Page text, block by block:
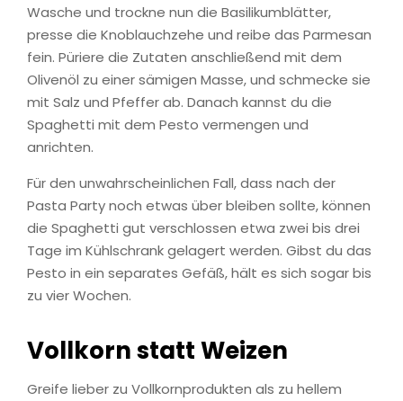
Wasche und trockne nun die Basilikumblätter,
presse die Knoblauchzehe und reibe das Parmesan
fein. Püriere die Zutaten anschließend mit dem
Olivenöl zu einer sämigen Masse, und schmecke sie
mit Salz und Pfeffer ab. Danach kannst du die
Spaghetti mit dem Pesto vermengen und
anrichten.
Für den unwahrscheinlichen Fall, dass nach der
Pasta Party noch etwas über bleiben sollte, können
die Spaghetti gut verschlossen etwa zwei bis drei
Tage im Kühlschrank gelagert werden. Gibst du das
Pesto in ein separates Gefäß, hält es sich sogar bis
zu vier Wochen.
Vollkorn statt Weizen
Greife lieber zu Vollkornprodukten als zu hellem